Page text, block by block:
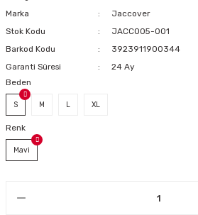
Marka
Jaccover
Stok Kodu
JACC005-001
Barkod Kodu
3923911900344
Garanti Süresi
24 Ay
Beden
S M L XL
Renk
Mavi